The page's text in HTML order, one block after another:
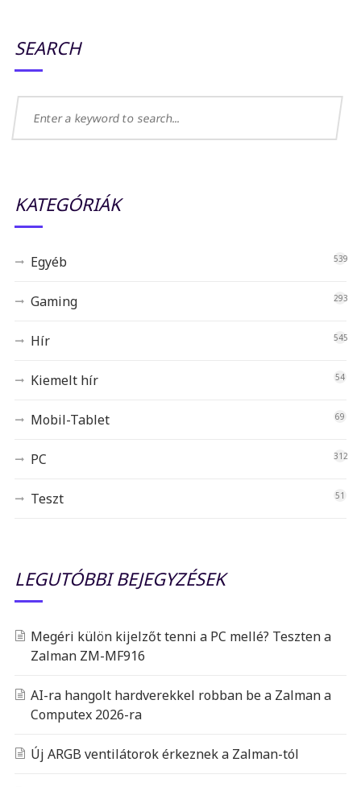
SEARCH
KATEGÓRIÁK
Egyéb 539
Gaming 293
Hír 545
Kiemelt hír 54
Mobil-Tablet 69
PC 312
Teszt 51
LEGUTÓBBI BEJEGYZÉSEK
Megéri külön kijelzőt tenni a PC mellé? Teszten a
Zalman ZM-MF916
AI-ra hangolt hardverekkel robban be a Zalman a
Computex 2026-ra
Új ARGB ventilátorok érkeznek a Zalman-tól